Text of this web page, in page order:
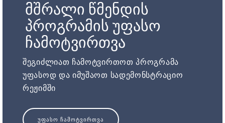
მშრალი წმენდის
პროგრამის უფასო
ჩამოტვირთვა
შეგიძლიათ ჩამოტვირთოთ პროგრამა
უფასოდ და იმუშაოთ სადემონსტრაციო
რეჟიმში
ᲣᲤᲐᲡᲝ ᲩᲐᲛᲝᲢᲕᲘᲠᲗᲕᲐ